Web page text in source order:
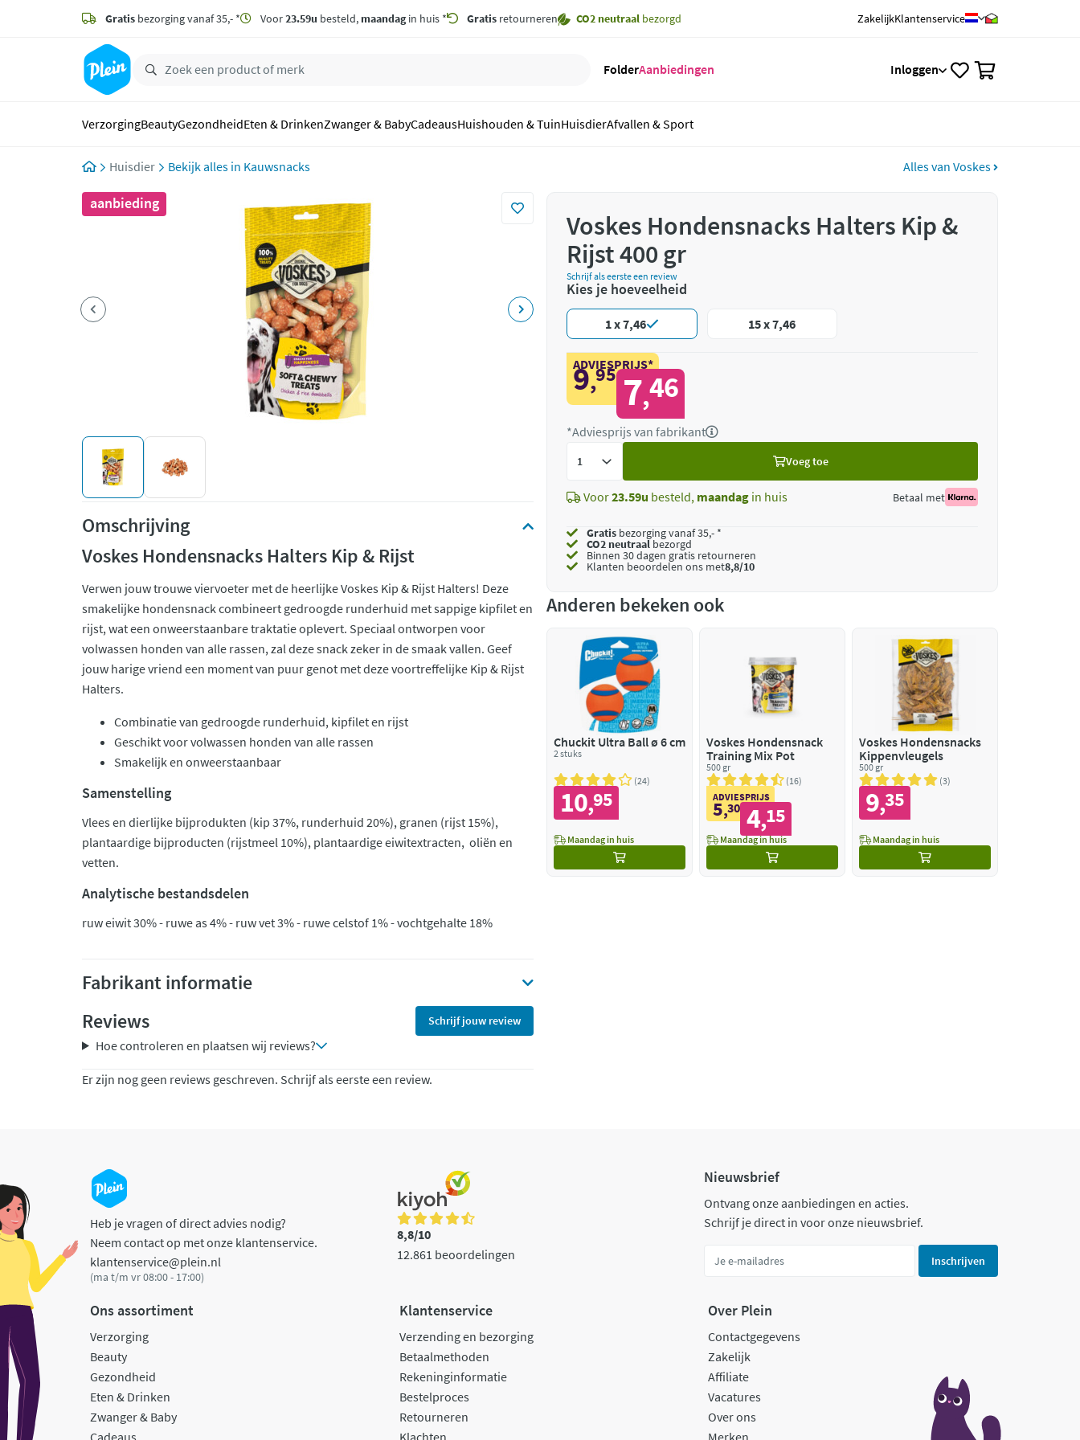
zoeken
hoofdinhoud
Gratis bezorging vanaf 35,- * Voor23.59u besteld, maandagin huis * Gratis retourneren CO2 neutraal bezorgd ZakelijkKlantenservice
FolderAanbiedingen Inloggen
VerzorgingBeautyGezondheidEten & DrinkenZwanger & BabyCadeausHuishouden & TuinHuisdierAfvallen & Sport
Huisdier Kauwsnacks Alles van Voskes
aanbieding
Omschrijving
Voskes Hondensnacks Halters Kip & Rijst
Verwen jouw trouwe viervoeter met de heerlijke Voskes Kip & Rijst Halters! Deze
smakelijke hondensnack combineert gedroogde runderhuid met sappige kipfilet en
rijst, wat een onweerstaanbare traktatie oplevert. Speciaal ontworpen voor
volwassen honden van alle rassen, zal deze snack zeker in de smaak vallen. Geef
jouw harige vriend een moment van puur genot met deze voortreffelijke Kip & Rijst
Halters.
Combinatie van gedroogde runderhuid, kipfilet en rijst
Geschikt voor volwassen honden van alle rassen
Smakelijk en onweerstaanbaar
Samenstelling
Vlees en dierlijke bijprodukten (kip 37%, runderhuid 20%), granen (rijst 15%),
plantaardige bijproducten (rijstmeel 10%), plantaardige eiwitextracten, oliën en
vetten.
Analytische bestandsdelen
ruw eiwit 30% - ruwe as 4% - ruw vet 3% - ruwe celstof 1% - vochtgehalte 18%
Fabrikant informatie
Reviews
Schrijf jouw review
Hoe controleren en plaatsen wij reviews?
Er zijn nog geen reviews geschreven. Schrijf als eerste een review.
Voskes Hondensnacks Halters Kip &
Rijst 400 gr
Schrijf als eerste een review
Kies je hoeveelheid
1 x 7,46 15 x 7,46
ADVIESPRIJS*
9,95 7,46
*Adviesprijs van fabrikant
Voeg toe
Voor23.59u besteld, maandag in huis Betaal met
Gratis bezorging vanaf 35,- *
CO2 neutraalbezorgd
Binnen 30 dagen gratis retourneren
Klanten beoordelen ons met8,8/10
Anderen bekeken ook
Chuckit Ultra Ball ø 6 cm
2 stuks
24
10,95
Maandag in huis
Voskes Hondensnack
Training Mix Pot
500 gr
16
ADVIESPRIJS
5,30 4,15
Maandag in huis
Voskes Hondensnacks
Kippenvleugels
500 gr
3
9,35
Maandag in huis
Heb je vragen of direct advies nodig?
Neem contact op met onze klantenservice.
klantenservice@plein.nl
(ma t/m vr 08:00 - 17:00)
8,8/10
12.861 beoordelingen
Nieuwsbrief
Ontvang onze aanbiedingen en acties.
Schrijf je direct in voor onze nieuwsbrief.
Inschrijven
Ons assortiment
Verzorging
Beauty
Gezondheid
Eten & Drinken
Zwanger & Baby
Klantenservice
Verzending en bezorging
Betaalmethoden
Rekeninginformatie
Bestelproces
Retourneren
Over Plein
Contactgegevens
Zakelijk
Affiliate
Vacatures
Over ons